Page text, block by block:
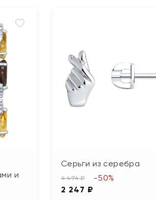
и
Серьги из серебра
4 494 ₽
2 247 ₽
-50%